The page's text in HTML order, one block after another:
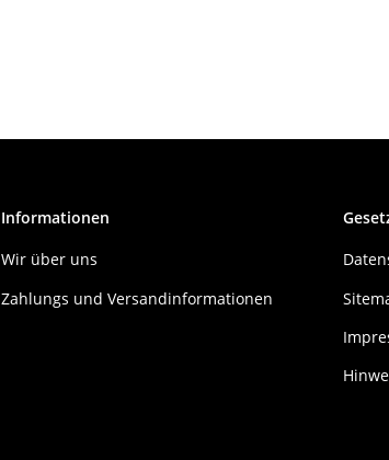
Informationen
Wir über uns
Zahlungs und Versandinformationen